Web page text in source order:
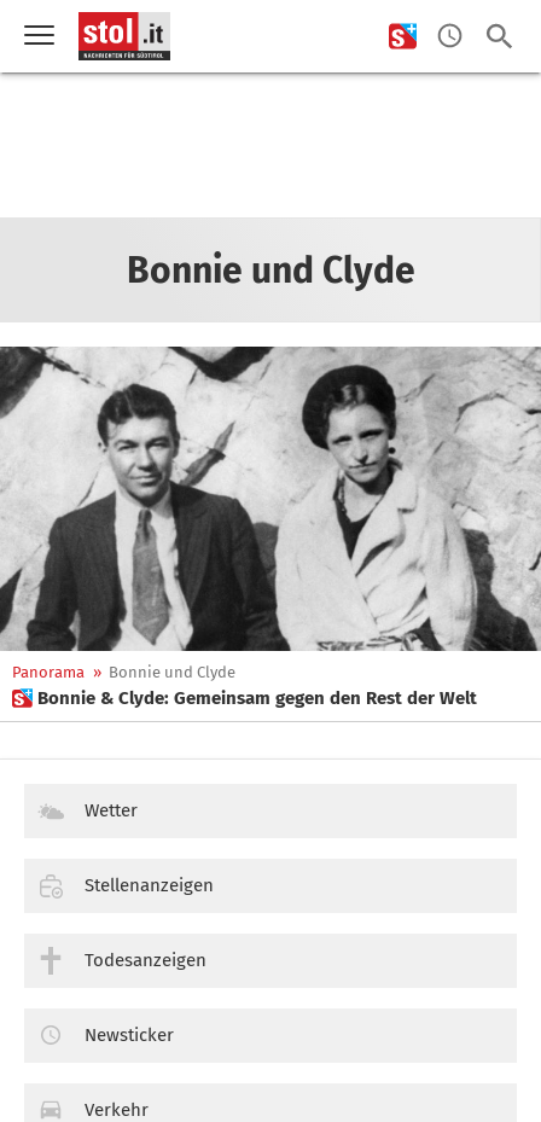
Bonnie und Clyde
Panorama » Bonnie und Clyde
 Bonnie & Clyde: Gemeinsam gegen den Rest der Welt
Wetter
Stellenanzeigen
Todesanzeigen
Newsticker
Verkehr